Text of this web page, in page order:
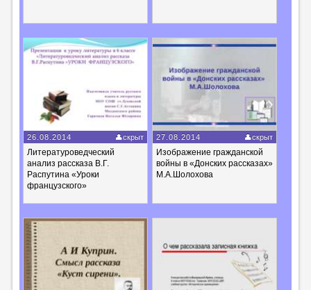
26.08.2014 скрыт
Литературоведческий
анализ рассказа В.Г.
Распутина «Уроки
французского»
27.08.2014 скрыт
Изображение гражданской
войны в «Донских рассказах»
М.А.Шолохова